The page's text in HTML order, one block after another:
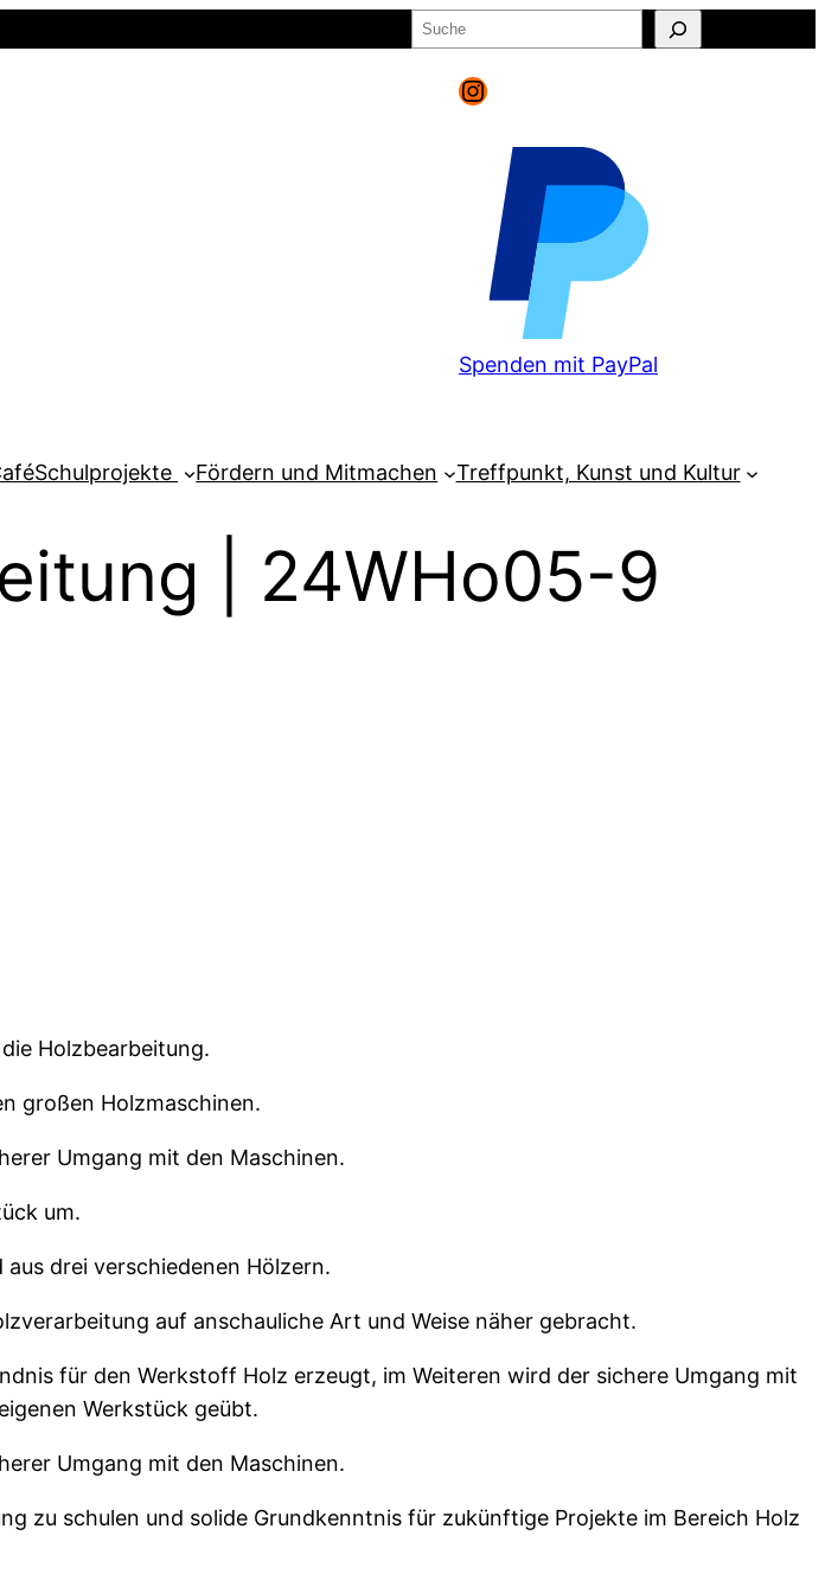
Suchen
Instagram
Spenden mit PayPal
Schulprojekte Fördern und Mitmachen Treffpunkt, Kunst und Kultur
| 24WHo05-9
Holzbearbeitung.
großen Holzmaschinen.
Umgang mit den Maschinen.
um.
drei verschiedenen Hölzern.
auf anschauliche Art und Weise näher gebracht.
für den Werkstoff Holz erzeugt, im Weiteren wird der sichere Umgang mit
Werkstück geübt.
Umgang mit den Maschinen.
zu schulen und solide Grundkenntnis für zukünftige Projekte im Bereich Holz